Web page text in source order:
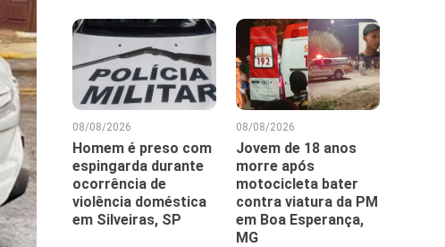
08/08/2026
Homem é preso com
espingarda durante
ocorrência de
violência doméstica
em Silveiras, SP
08/08/2026
Jovem de 18 anos
morre após
motocicleta bater
contra viatura da PM
em Boa Esperança,
MG